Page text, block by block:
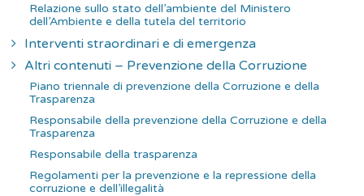
Relazione sullo stato dell’ambiente del Ministero
dell’Ambiente e della tutela del territorio
Interventi straordinari e di emergenza
Altri contenuti – Prevenzione della Corruzione
Piano triennale di prevenzione della Corruzione e della
Trasparenza
Responsabile della prevenzione della Corruzione e della
Trasparenza
Responsabile della trasparenza
Regolamenti per la prevenzione e la repressione della
corruzione e dell’illegalità